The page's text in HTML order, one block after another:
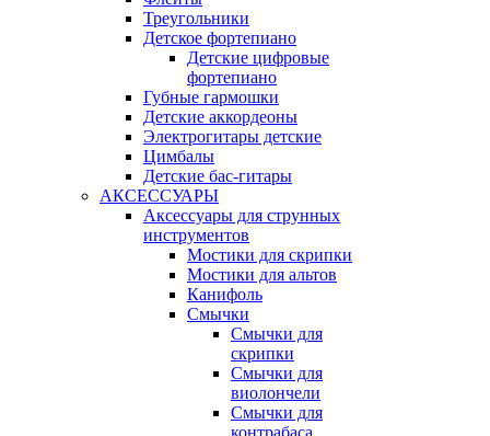
Треугольники
Детское фортепиано
Детские цифровые
фортепиано
Губные гармошки
Детские аккордеоны
Электрогитары детские
Цимбалы
Детские бас-гитары
АКСЕССУАРЫ
Аксессуары для струнных
инструментов
Мостики для скрипки
Мостики для альтов
Канифоль
Смычки
Смычки для
скрипки
Смычки для
виолончели
Смычки для
контрабаса